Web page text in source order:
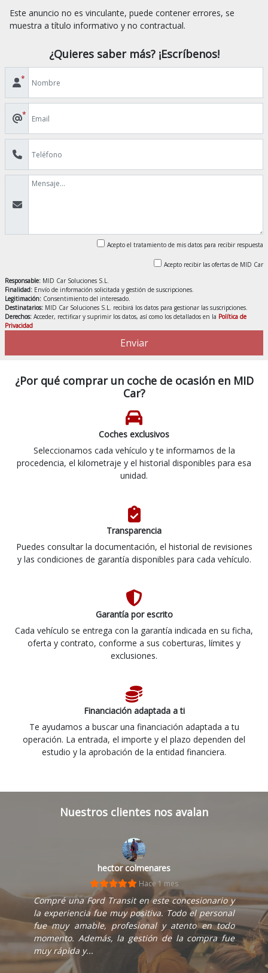
Este anuncio no es vinculante, puede contener errores, se
¿Quieres saber más? ¡Escríbenos!
*
*
Acepto el tratamiento de mis datos para recibir respuesta
Acepto recibir las ofertas de MID Car
Responsable: MID Car Soluciones S.L.
Finalidad: Envío de información solicitada y gestión de suscripciones.
Legitimación: Consentimiento del interesado.
Destinatarios: MID Car Soluciones S.L. recibirá los datos para gestionar las suscripciones.
Derechos: Acceder, rectificar y suprimir los datos, así como los detallados en la Política de
Privacidad
Enviar
¿Por qué comprar un coche de ocasión en MID
Car?
Coches exclusivos
Seleccionamos cada vehículo y te informamos de la
procedencia, el kilometraje y el historial disponibles para esa
unidad.
Transparencia
Puedes consultar la documentación, el historial de revisiones
y las condiciones de garantía disponibles para cada vehículo.
Garantía por escrito
Cada vehículo se entrega con la garantía indicada en su ficha,
oferta y contrato, conforme a sus coberturas, límites y
exclusiones.
Financiación adaptada a ti
Te ayudamos a buscar una financiación adaptada a tu
operación. La entrada, el importe y el plazo dependen del
estudio y la aprobación de la entidad financiera.
Nuestros clientes nos avalan
hector colmenares
Hace 1 mes
Compré una Ford Transit en este concesionario y
la experiencia fue muy positiva. Todo el personal
fue muy amable, profesional y atento en todo
momento. Además, la gestión de la compra fue
muy rápida y...